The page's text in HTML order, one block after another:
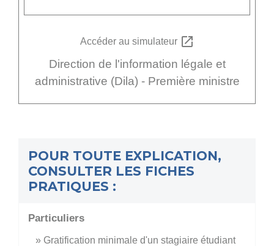
Accéder au simulateur open_in_new
Direction de l'information légale et
administrative (Dila) - Première ministre
POUR TOUTE EXPLICATION,
CONSULTER LES FICHES
PRATIQUES :
Particuliers
Gratification minimale d'un stagiaire étudiant